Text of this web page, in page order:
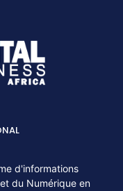
d'informations
du Numérique en